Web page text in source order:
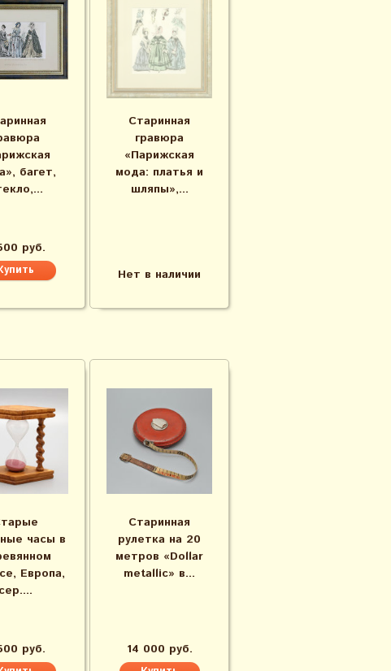
багет,
руб.
Старинная
гравюра
«Парижская
мода: платья и
шляпы»,...
Нет в наличии
часы в
Европа,
сер....
руб.
Старинная
рулетка на 20
метров «Dollar
metallic» в...
14 000 руб.